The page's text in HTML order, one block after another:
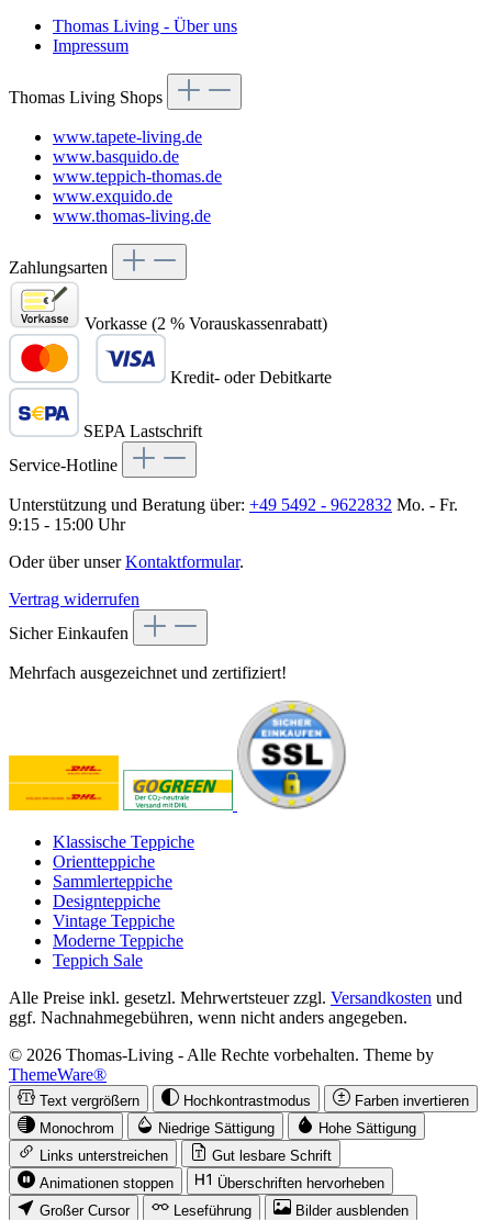
Thomas Living - Über uns
Impressum
Thomas Living Shops
www.tapete-living.de
www.basquido.de
www.teppich-thomas.de
www.exquido.de
www.thomas-living.de
Zahlungsarten
Vorkasse (2 % Vorauskassenrabatt)
Kredit- oder Debitkarte
SEPA Lastschrift
Service-Hotline
Unterstützung und Beratung über: +49 5492 - 9622832 Mo. - Fr.
9:15 - 15:00 Uhr
Oder über unserKontaktformular.
Vertrag widerrufen
Sicher Einkaufen
Mehrfach ausgezeichnet und zertifiziert!
Klassische Teppiche
Orientteppiche
Sammlerteppiche
Designteppiche
Vintage Teppiche
Moderne Teppiche
Teppich Sale
Alle Preise inkl. gesetzl. Mehrwertsteuer zzgl. Versandkosten und
ggf. Nachnahmegebühren, wenn nicht anders angegeben.
© 2026 Thomas-Living - Alle Rechte vorbehalten. Theme by
ThemeWare®
Text vergrößern Hochkontrastmodus
Farben invertieren
Monochrom
Niedrige Sättigung
Hohe Sättigung
Links unterstreichen
Gut lesbare Schrift
Animationen stoppen
Überschriften hervorheben
Großer Cursor
Leseführung Bilder ausblenden